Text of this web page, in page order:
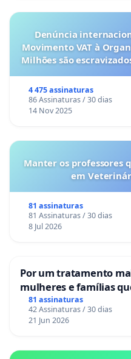
Denúncia
Movimento VAT à
Milhões são
4 475 assinaturas
86 Assinaturas / 30 dias
14 Nov 2025
Manter os professores
em
81 assinaturas
81 Assinaturas / 30 dias
8 Jul 2026
Por um tratamento
mulheres e famílias
gestacional nos
81 assinaturas
42 Assinaturas / 30 dias
21 Jun 2026